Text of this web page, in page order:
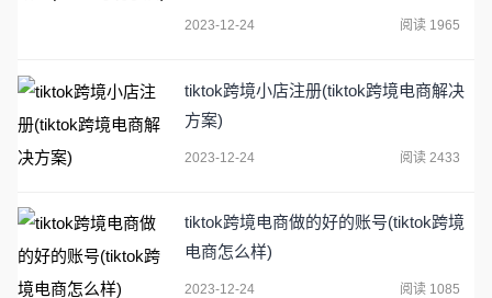
2023-12-24 阅读 1965
tiktok跨境小店注册(tiktok跨境电商解决
方案)
2023-12-24 阅读 2433
tiktok跨境电商做的好的账号(tiktok跨境
电商怎么样)
2023-12-24 阅读 1085